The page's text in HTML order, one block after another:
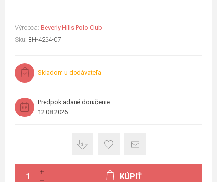
Výrobca: Beverly Hills Polo Club
Sku: BH-4264-07
Skladom u dodávateľa
Predpokladané doručenie
12.08.2026
KÚPIŤ